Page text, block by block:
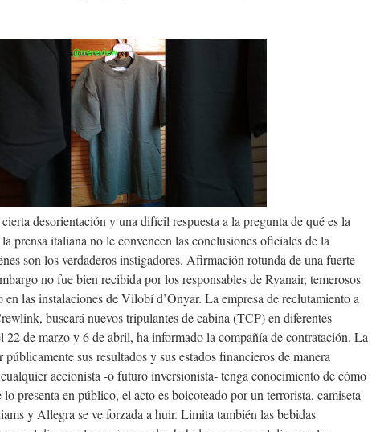
desorientación y una difícil respuesta a la pregunta de qué es la
prensa italiana no le convencen las conclusiones oficiales de la
son los verdaderos instigadores. Afirmación rotunda de una fuerte
no fue bien recibida por los responsables de Ryanair, temerosos
las instalaciones de Vilobí d’Onyar. La empresa de reclutamiento a
buscará nuevos tripulantes de cabina (TCP) en diferentes
22 de marzo y 6 de abril, ha informado la compañía de contratación. La
sus resultados y sus estados financieros de manera
accionista -o futuro inversionista- tenga conocimiento de cómo
presenta en público, el acto es boicoteado por un terrorista, camiseta
y Allegra se ve forzada a huir. Limita también las bebidas